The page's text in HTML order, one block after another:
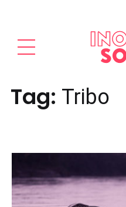
Tag: Tribo